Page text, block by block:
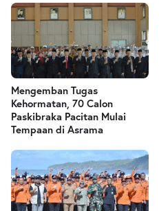
Mengemban Tugas
Kehormatan, 70 Calon
Paskibraka Pacitan Mulai
Tempaan di Asrama